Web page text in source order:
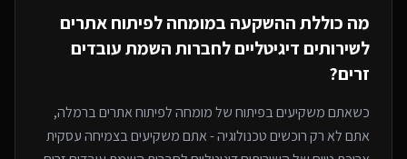
מה כוללת ההשקעה במומחה לפיתוח אתרים
לשירותים דיגיטליים לחברות השמת עובדים
זרים?
כשאתם משקיעים בפיתוח שלמומחה לפיתוח אתריםברמלה,
אתם לא רק רוכשים טכנולוגיה - אתם משקיעים בצמיחה עסקית